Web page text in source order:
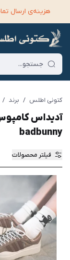
هزینه‌ی ارسال
کتونی اطلس / برند /
badbunny
فیلتر محصولات